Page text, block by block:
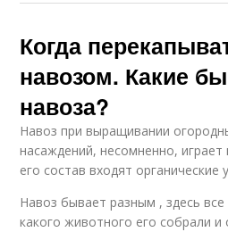
Когда
навозом. Какие
навоза?
Навоз при выращивании
насаждений, несомненно,
его состав входят органические
Навоз бывает разным , здесь
какого животного его собрали